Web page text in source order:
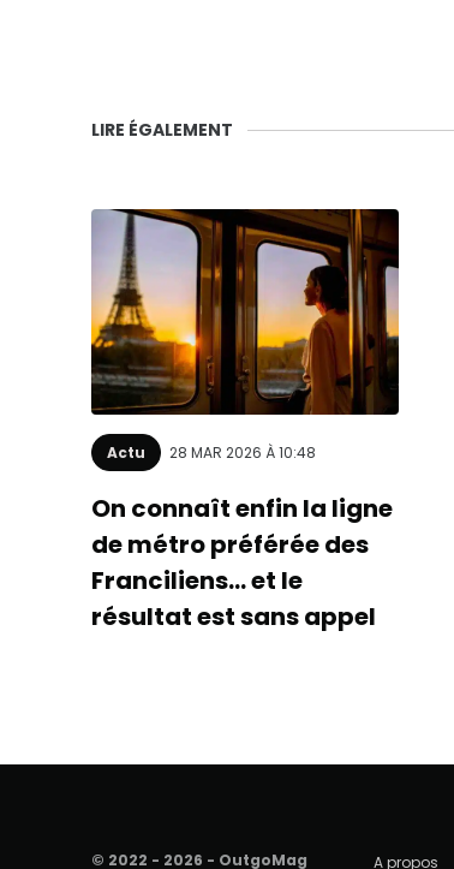
LIRE ÉGALEMENT
Actu 28 MAR 2026 À 10:48
On connaît enfin la ligne
de métro préférée des
Franciliens… et le
résultat est sans appel
© 2022 - 2026 - OutgoMag A propos